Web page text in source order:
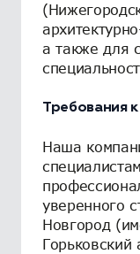
а также для
Требования
Наша
уверенного
Новгород
Горьковский